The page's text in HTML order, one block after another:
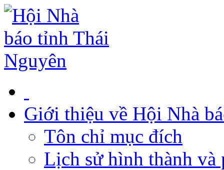
Giới thiệu về Hội Nhà
Tôn chỉ mục đích
Lịch sử hình thành và